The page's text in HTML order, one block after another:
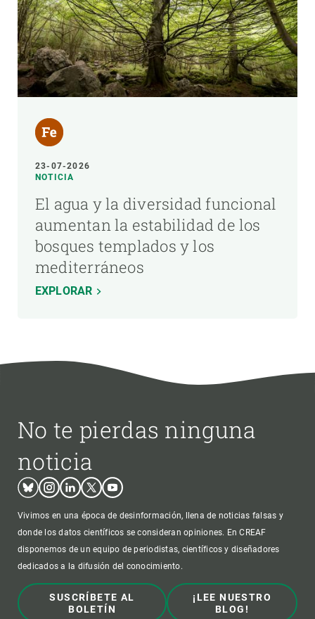
23-07-2026
NOTICIA
El agua y la diversidad funcional
aumentan la estabilidad de los
bosques templados y los
mediterráneos
EXPLORAR
No te pierdas ninguna
noticia
BlueskyInstagram
LinkedinTwitterYoutube
Vivimos en una época de desinformación, llena de noticias falsas y
donde los datos científicos se consideran opiniones. En CREAF
disponemos de un equipo de periodistas, científicos y diseñadores
dedicados a la difusión del conocimiento.
SUSCRÍBETE AL
BOLETÍN
¡LEE NUESTRO
BLOG!